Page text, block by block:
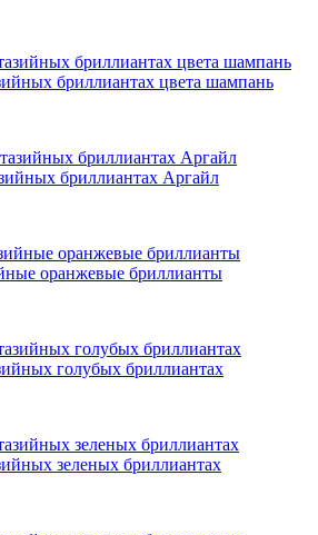
бриллиантах цвета шампань
бриллиантах Аргайл
оранжевые бриллианты
голубых бриллиантах
зеленых бриллиантах